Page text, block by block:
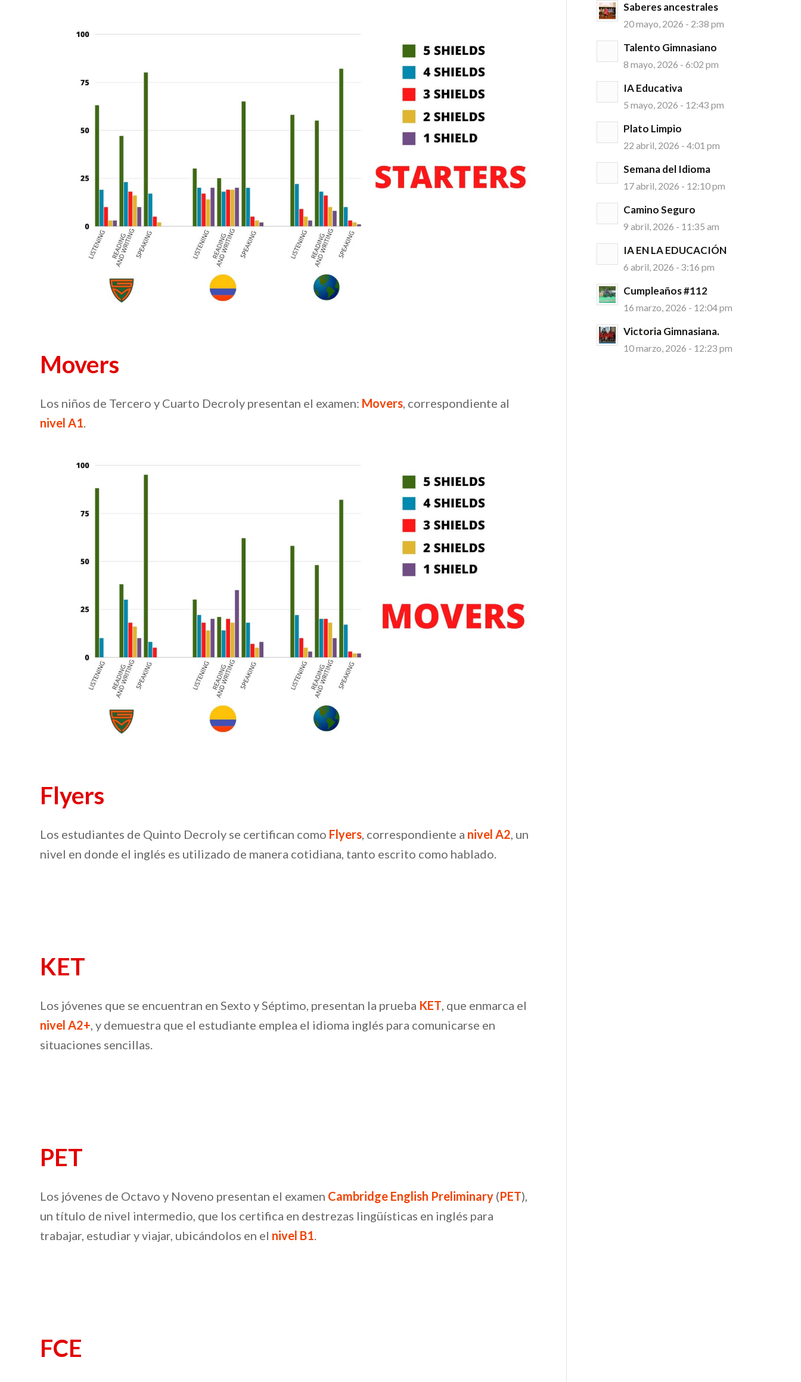
Movers
Los niños de Tercero y Cuarto Decroly presentan el examen: Movers, correspondiente al
nivel A1.
Flyers
Los estudiantes de Quinto Decroly se certifican como Flyers, correspondiente a nivel A2, un
nivel en donde el inglés es utilizado de manera cotidiana, tanto escrito como hablado.
KET
Los jóvenes que se encuentran en Sexto y Séptimo, presentan la prueba KET, que enmarca el
nivel A2+, y demuestra que el estudiante emplea el idioma inglés para comunicarse en
situaciones sencillas.
PET
Los jóvenes de Octavo y Noveno presentan el examen Cambridge English Preliminary (PET),
un título de nivel intermedio, que los certifica en destrezas lingüísticas en inglés para
trabajar, estudiar y viajar, ubicándolos en el nivel B1.
FCE
Saberes ancestrales
20 mayo, 2026 - 2:38 pm
Talento Gimnasiano
8 mayo, 2026 - 6:02 pm
IA Educativa
5 mayo, 2026 - 12:43 pm
Plato Limpio
22 abril, 2026 - 4:01 pm
Semana del Idioma
17 abril, 2026 - 12:10 pm
Camino Seguro
9 abril, 2026 - 11:35 am
IA EN LA EDUCACIÓN
6 abril, 2026 - 3:16 pm
Cumpleaños #112
16 marzo, 2026 - 12:04 pm
Victoria Gimnasiana.
10 marzo, 2026 - 12:23 pm